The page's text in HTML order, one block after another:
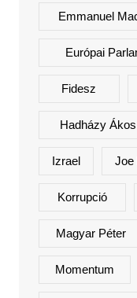
Emmanuel
Európai
Fidesz
Hadházy Ákos
Izrael Joe
Korrupció
Magyar Péter
Momentum